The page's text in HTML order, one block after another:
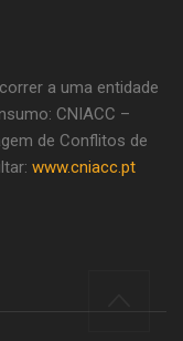
a uma entidade
CNIACC –
de Conflitos de
www.cniacc.pt